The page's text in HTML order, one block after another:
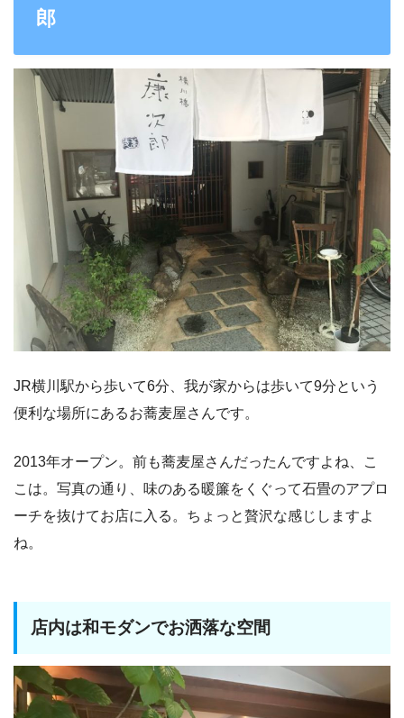
郎
JR横川駅から歩いて6分、我が家からは歩いて9分という
便利な場所にあるお蕎麦屋さんです。
2013年オープン。前も蕎麦屋さんだったんですよね、こ
こは。写真の通り、味のある暖簾をくぐって石畳のアプロ
ーチを抜けてお店に入る。ちょっと贅沢な感じしますよ
ね。
店内は和モダンでお洒落な空間